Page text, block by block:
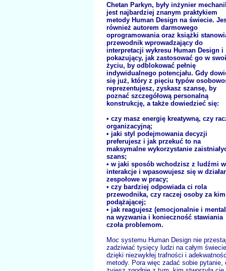
Chetan Parkyn, były inżynier
jest najbardziej znanym praktykiem
metody Human Design na świecie.
również autorem darmowego
oprogramowania oraz książki
przewodnik wprowadzający do
interpretacji wykresu Human Design i
pokazujący, jak zastosować go w
życiu, by odblokować pełnię
indywidualnego potencjału. Gdy
się już, który z pięciu typów
reprezentujesz, zyskasz szansę, by
poznać szczegółową personalną
konstrukcję, a także dowiedzieć się:
• czy masz energię kreatywną, czy
organizacyjną;
• jaki styl podejmowania decyzji
preferujesz i jak przekuć to na
maksymalne wykorzystanie
szans;
• w jaki sposób wchodzisz z ludźmi w
interakcje i wpasowujesz się w
zespołowe w pracy;
• czy bardziej odpowiada ci rola
przewodnika, czy raczej osoby za
podążającej;
• jak reagujesz (emocjonalnie i
na wyzwania i konieczność stawiania
czoła problemom.
Moc systemu Human Design nie
zadziwiać tysięcy ludzi na całym świecie
dzięki niezwykłej trafności i
metody. Pora więc zadać sobie pytanie,